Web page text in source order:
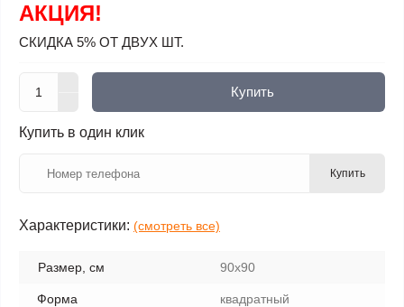
АКЦИЯ!
СКИДКА 5% ОТ ДВУХ ШТ.
Купить
Купить в один клик
Купить
Характеристики: (смотреть все)
Размер, см 90х90
Форма квадратный